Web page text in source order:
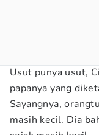
Usut punya usut,
papanya yang
Sayangnya,
masih kecil. Dia